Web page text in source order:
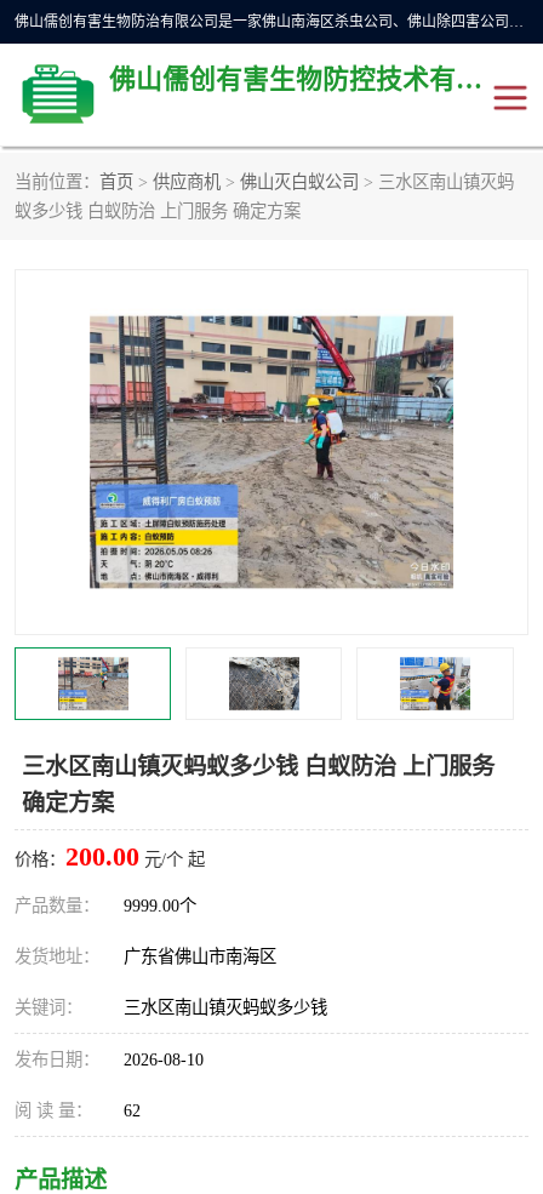
佛山儒创有害生物防治有限公司是一家佛山南海区杀虫公司、佛山除四害公司、佛山灭白蚁公司、佛山白蚁防治公司，让您远离虫害困扰。要问佛山白蚁防治哪家好？佛山儒创有害生物防治有限公司全佛山、广州，正规公司，上门勘查，可靠，售后有保障。
佛山儒创有害生物防控技术有限公司
当前位置： 首页 > 供应商机 > 佛山灭白蚁公司 > 三水区南山镇灭蚂
蚁多少钱 白蚁防治 上门服务 确定方案
三水区南山镇灭蚂蚁多少钱 白蚁防治 上门服务
确定方案
价格： 200.00 元/个 起
产品数量： 9999.00个
发货地址： 广东省佛山市南海区
关键词： 三水区南山镇灭蚂蚁多少钱
发布日期： 2026-08-10
阅 读 量： 62
产品描述
除四害公司 佛山杀虫
佛山灭白蚁公司 佛山杀虫公司
佛山除四害公司 灭鼠
灭蜱虫 消杀
灭苍蝇 灭跳蚤
灭蚊虫 灭蟑螂
害虫防治 灭杀害虫